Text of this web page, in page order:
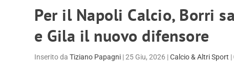
Per il Napoli Calcio, Borri
e Gila il nuovo difensore
Inserito daTiziano Papagni |25 Giu, 2026 |Calcio & Altri Sport |